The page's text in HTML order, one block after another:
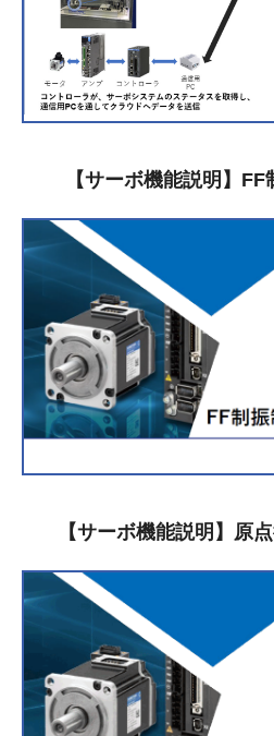
【サーボ機能説明】
【サーボ機能説明】原